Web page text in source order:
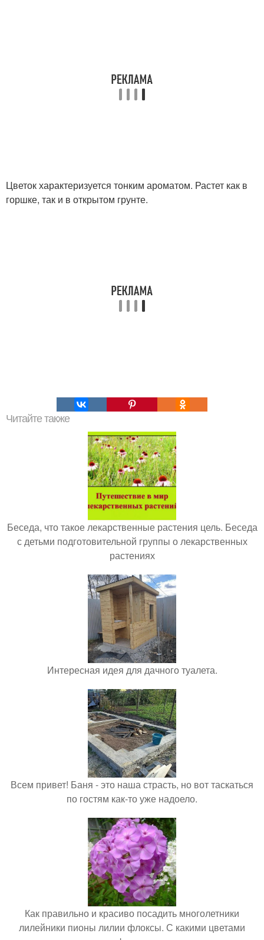
Цветок характеризуется тонким ароматом. Растет как в
горшке, так и в открытом грунте.
Читайте также
Беседа, что такое лекарственные растения цель. Беседа
с детьми подготовительной группы о лекарственных
растениях
Интересная идея для дачного туалета.
Всем привет! Баня - это наша страсть, но вот таскаться
по гостям как-то уже надоело.
Как правильно и красиво посадить многолетники
лилейники пионы лилии флоксы. С какими цветами